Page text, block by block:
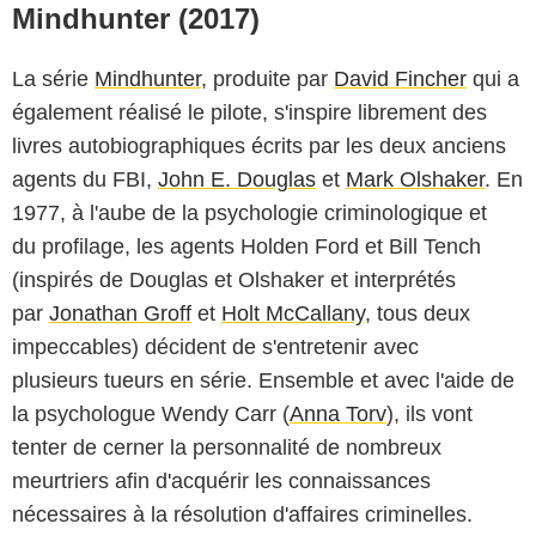
Mindhunter (2017)
La série Mindhunter, produite par David Fincher qui a
également réalisé le pilote, s'inspire librement des
livres autobiographiques écrits par les deux anciens
agents du FBI, John E. Douglas et Mark Olshaker. En
1977, à l'aube de la psychologie criminologique et
du profilage, les agents Holden Ford et Bill Tench
(inspirés de Douglas et Olshaker et interprétés
par Jonathan Groff et Holt McCallany, tous deux
impeccables) décident de s'entretenir avec
plusieurs tueurs en série. Ensemble et avec l'aide de
la psychologue Wendy Carr (Anna Torv), ils vont
tenter de cerner la personnalité de nombreux
meurtriers afin d'acquérir les connaissances
nécessaires à la résolution d'affaires criminelles.